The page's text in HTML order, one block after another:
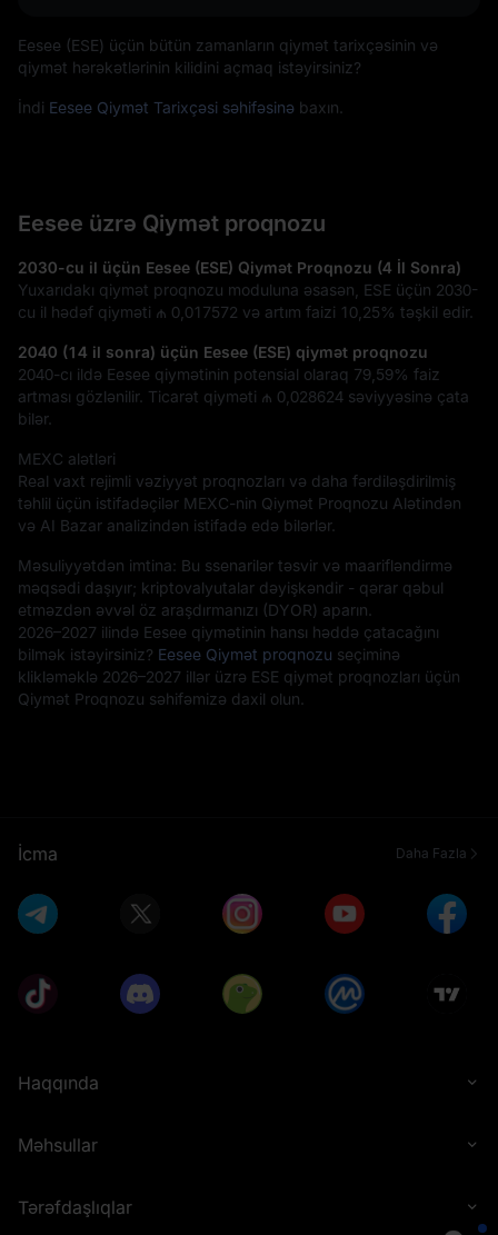
Eesee (ESE) üçün bütün zamanların qiymət tarixçəsinin və
qiymət hərəkətlərinin kilidini açmaq istəyirsiniz?
İndi Eesee Qiymət Tarixçəsi səhifəsinə baxın.
Eesee üzrə Qiymət proqnozu
2030-cu il üçün Eesee (ESE) Qiymət Proqnozu (4 İl Sonra)
Yuxarıdakı qiymət proqnozu moduluna əsasən, ESE üçün 2030-
cu il hədəf qiyməti ₼ 0,017572 və artım faizi 10,25% təşkil edir.
2040 (14 il sonra) üçün Eesee (ESE) qiymət proqnozu
2040-cı ildə Eesee qiymətinin potensial olaraq 79,59% faiz
artması gözlənilir. Ticarət qiyməti ₼ 0,028624 səviyyəsinə çata
bilər.
MEXC alətləri
Real vaxt rejimli vəziyyət proqnozları və daha fərdiləşdirilmiş
təhlil üçün istifadəçilər MEXC-nin Qiymət Proqnozu Alətindən
və AI Bazar analizindən istifadə edə bilərlər.
Məsuliyyətdən imtina: Bu ssenarilər təsvir və maarifləndirmə
məqsədi daşıyır; kriptovalyutalar dəyişkəndir - qərar qəbul
etməzdən əvvəl öz araşdırmanızı (DYOR) aparın.
2026–2027 ilində Eesee qiymətinin hansı həddə çatacağını
bilmək istəyirsiniz? Eesee Qiymət proqnozu seçiminə
klikləməklə 2026–2027 illər üzrə ESE qiymət proqnozları üçün
Qiymət Proqnozu səhifəmizə daxil olun.
İcma Daha Fazla
Haqqında
Məhsullar
Tərəfdaşlıqlar